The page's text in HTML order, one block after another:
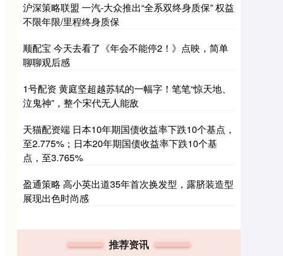
沪深策略联盟 一汽-大众推出“全系双终身质保” 权益
不限年限/里程终身质保
顺配宝 今天去看了《年会不能停2！》点映，简单
聊聊观后感
1号配资 黄庭坚超越苏轼的一幅字！笔笔“惊天地、
泣鬼神”，整个宋代无人能敌
天猫配资端 日本10年期国债收益率下跌10个基点，
至2.775%；日本20年期国债收益率下跌10个基
点，至3.765%
盈通策略 高小英出道35年首次换发型，露脐装造型
展现出色时尚感
推荐资讯